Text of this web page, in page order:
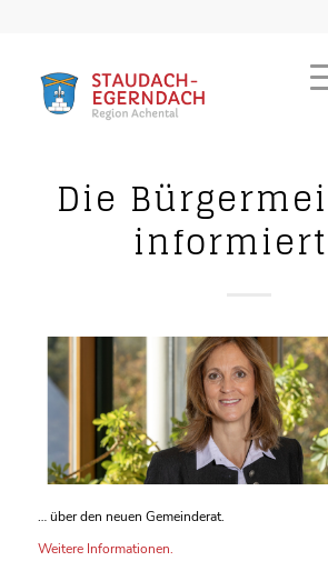
Die
… über den neuen Gemeinderat.
Weitere Informationen.